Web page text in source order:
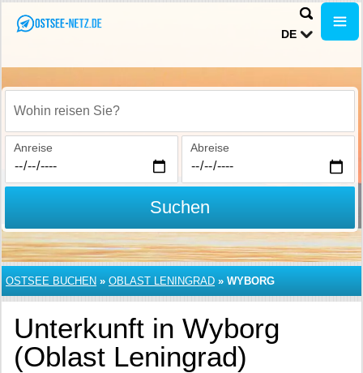
DE
Wohin reisen Sie?
Anreise Abreise
Suchen
OSTSEE BUCHEN » OBLAST LENINGRAD » WYBORG
Unterkunft in Wyborg
(Oblast Leningrad)